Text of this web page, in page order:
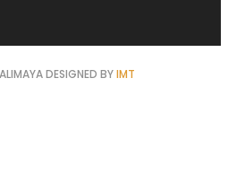
DESIGNED BYIMT